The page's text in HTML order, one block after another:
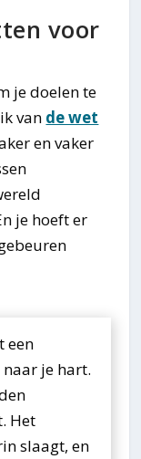
voor
je doelen te
van de wet
en vaker
je hoeft er
een
je hart.
Het
slaagt, en